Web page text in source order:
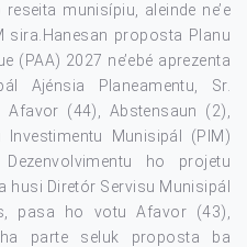
munisípiu, aleinde ne’e
proposta Planu
(PAA) 2027 ne’ebé aprezenta
Ajénsia Planeamentu, Sr.
(44), Abstensaun (2),
Munisipál (PIM)
ho projetu
husi Diretór Servisu Munisipál
pasa ho votu Afavor (43),
parte seluk proposta ba